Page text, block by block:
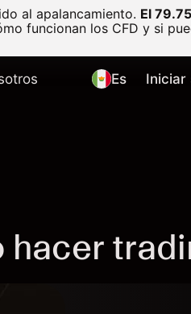
al apalancamiento. El
funcionan los CFD y si
Es Iniciar